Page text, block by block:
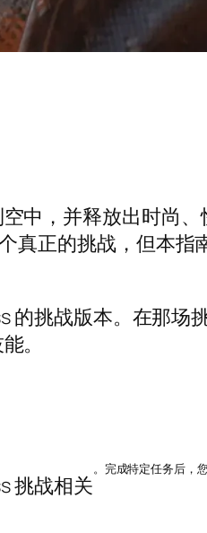
中，并释放出时尚
真正的挑战，但本指
的挑战版本。在那场
。
挑战相关
。完成特定任务后，